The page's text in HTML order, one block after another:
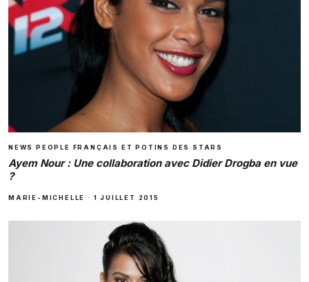
NEWS PEOPLE FRANÇAIS ET POTINS DES STARS
Ayem Nour : Une collaboration avec Didier Drogba en vue
?
MARIE-MICHELLE · 1 JUILLET 2015